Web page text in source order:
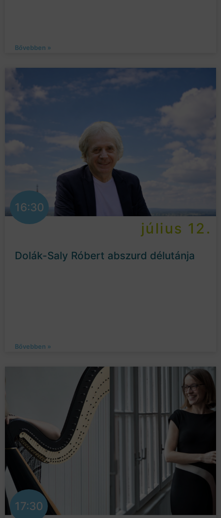
Bővebben »
16:30
július 12.
Dolák-Saly Róbert abszurd délutánja
Bővebben »
17:30